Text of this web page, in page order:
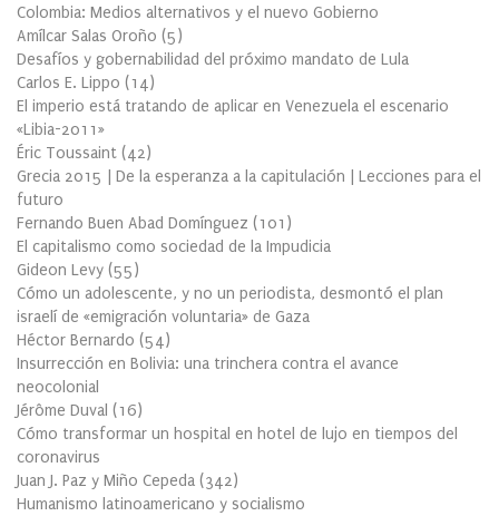
Colombia: Medios alternativos y el nuevo Gobierno
Amílcar Salas Oroño (5)
Desafíos y gobernabilidad del próximo mandato de Lula
Carlos E. Lippo (14)
El imperio está tratando de aplicar en Venezuela el escenario
«Libia-2011»
Éric Toussaint (42)
Grecia 2015 | De la esperanza a la capitulación | Lecciones para el
futuro
Fernando Buen Abad Domínguez (101 )
El capitalismo como sociedad de la Impudicia
Gideon Levy (55)
Cómo un adolescente, y no un periodista, desmontó el plan
israelí de «emigración voluntaria» de Gaza
Héctor Bernardo (54)
Insurrección en Bolivia: una trinchera contra el avance
neocolonial
Jérôme Duval (16)
Cómo transformar un hospital en hotel de lujo en tiempos del
coronavirus
Juan J. Paz y Miño Cepeda (342)
Humanismo latinoamericano y socialismo